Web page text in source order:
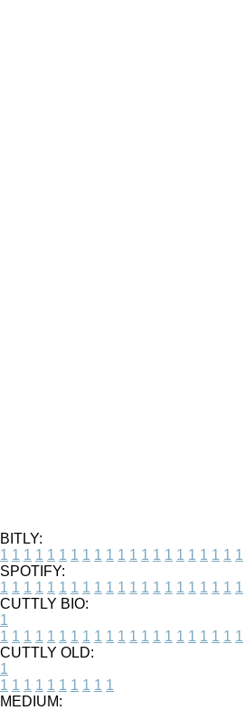
BITLY:
1 1 1 1 1 1 1 1 1 1 1 1 1 1 1 1 1 1 1 1 1
SPOTIFY:
1 1 1 1 1 1 1 1 1 1 1 1 1 1 1 1 1 1 1 1 1
CUTTLY BIO:
1
1 1 1 1 1 1 1 1 1 1 1 1 1 1 1 1 1 1 1 1 1
CUTTLY OLD:
1
1 1 1 1 1 1 1 1 1 1
MEDIUM: